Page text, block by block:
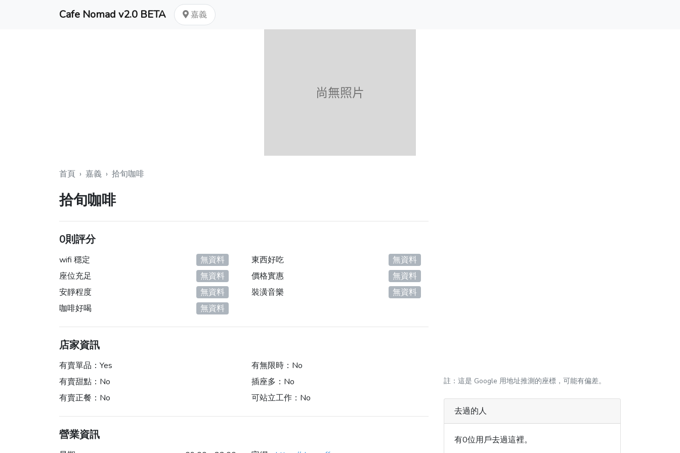
Cafe Nomad v2.0 BETA 嘉義
首頁 › 嘉義 › 拾旬咖啡
拾旬咖啡
0則評分
wifi 穩定
無資料
座位充足
無資料
安靜程度
無資料
咖啡好喝
無資料
東西好吃
無資料
價格實惠
無資料
裝潢音樂
無資料
店家資訊
有賣單品： Yes
有賣甜點： No
有賣正餐： No
有無限時： No
插座多： No
可站立工作： No
營業資訊
註：這是 Google 用地址推測的座標，可能有偏差。
去過的人
有0位用戶去過這裡。